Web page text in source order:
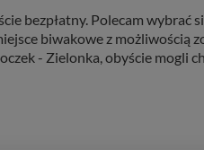
bezpłatny. Polecam wybrać
biwakowe z możliwością
- Zielonka, obyście mogli